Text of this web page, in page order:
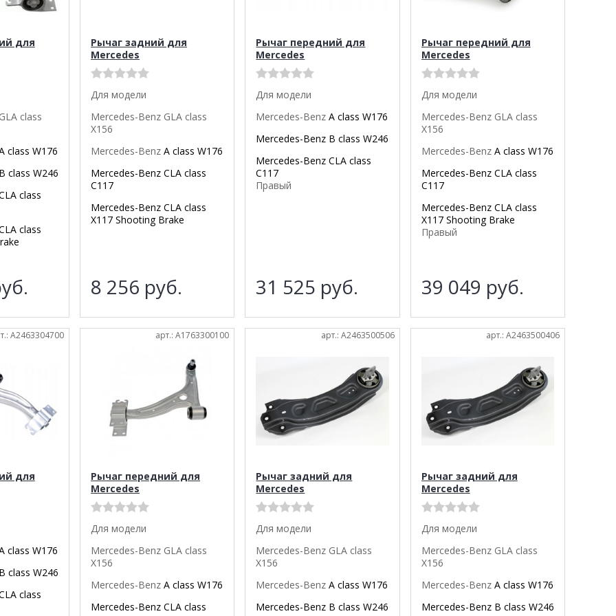
для
class
class W176
class W246
class
class
Рычаг задний для
Mercedes
Для модели
Mercedes-Benz GLA class
X156
Mercedes-Benz A class W176
Mercedes-BenzCLA class
C117
Mercedes-Benz CLA class
X117 Shooting Brake
8 256 руб.
Рычаг передний для
Mercedes
Для модели
Mercedes-Benz A class W176
Mercedes-Benz B class W246
Mercedes-BenzCLA class
C117
Правый
31 525 руб.
Рычаг передний для
Mercedes
Для модели
Mercedes-Benz GLA class
X156
Mercedes-Benz A class W176
Mercedes-Benz CLA class
C117
Mercedes-Benz CLA class
X117 Shooting Brake
Правый
39 049 руб.
A2463304700
для
class W176
class W246
class
арт.: A1763300100
Рычаг передний для
Mercedes
Для модели
Mercedes-Benz GLA class
X156
Mercedes-Benz A class W176
Mercedes-BenzCLA class
арт.: A2463500506
Рычаг задний для
Mercedes
Для модели
Mercedes-Benz GLA class
X156
Mercedes-Benz A class W176
Mercedes-Benz B class W246
арт.: A2463500406
Рычаг задний для
Mercedes
Для модели
Mercedes-Benz GLA class
X156
Mercedes-Benz A class W176
Mercedes-Benz B class W246